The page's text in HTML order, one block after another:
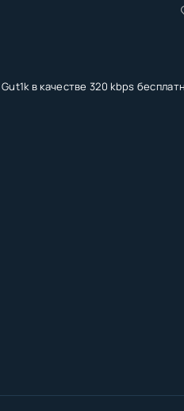
в качестве 320 kbps